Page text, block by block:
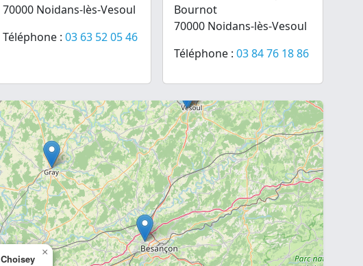
70000 Noidans-lès-Vesoul
Téléphone : 03 63 52 05 46
Bournot
70000 Noidans-lès-Vesoul
Téléphone :03 84 76 18 86
Choisey
×